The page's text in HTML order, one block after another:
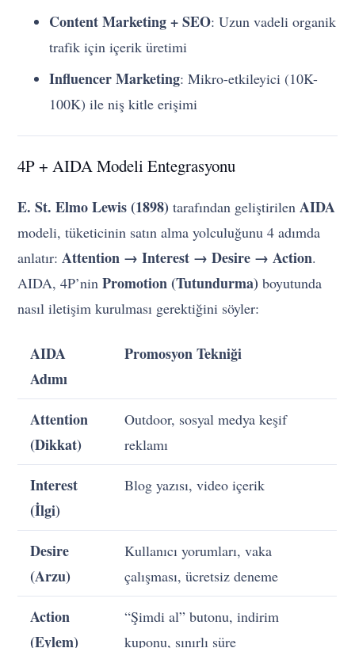
Content Marketing + SEO: Uzun vadeli organik
trafik için içerik üretimi
Influencer Marketing: Mikro-etkileyici (10K-
100K) ile niş kitle erişimi
4P + AIDA Modeli Entegrasyonu
E. St. Elmo Lewis (1898) tarafından geliştirilen AIDA
modeli, tüketicinin satın alma yolculuğunu 4 adımda
anlatır: Attention → Interest → Desire → Action.
AIDA, 4P’ninPromotion (Tutundurma) boyutunda
nasıl iletişim kurulması gerektiğini söyler:
AIDA
Adımı
Promosyon Tekniği
Attention
(Dikkat)
Outdoor, sosyal medya keşif
reklamı
Interest
(İlgi)
Blog yazısı, video içerik
Desire
(Arzu)
Kullanıcı yorumları, vaka
çalışması, ücretsiz deneme
Action
(Eylem)
“Şimdi al” butonu, indirim
kuponu, sınırlı süre